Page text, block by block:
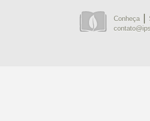
Conheça